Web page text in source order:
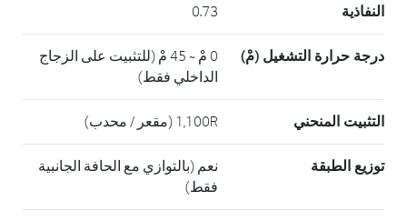
النفاذية 0.73
درجة حرارة التشغيل (مْ)
0 مْ ~ 45 مْ (للتثبيت على الزجاج
الداخلي فقط)
التثبيت المنحني 1,100R (مقعر / محدب)
توزيع الطبقة
نعم (بالتوازي مع الحافة الجانبية
فقط)